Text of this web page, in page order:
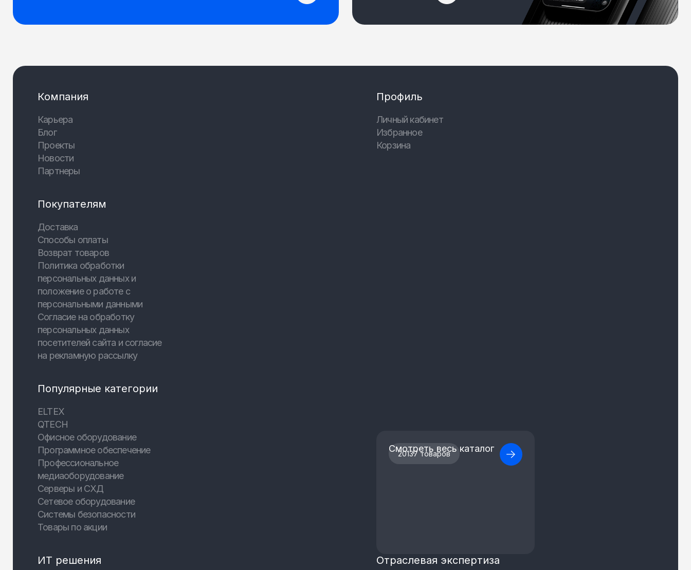
Компания
Карьера
Блог
Проекты
Новости
Партнеры
Покупателям
Доставка
Способы оплаты
Возврат товаров
Политика обработки
персональных данных и
положение о работе с
персональными данными
Согласие на обработку
персональных данных
посетителей сайта и согласие
на рекламную рассылку
Популярные категории
ELTEX
QTECH
Офисное оборудование
Программное обеспечение
Профессиональное
медиаоборудование
Серверы и СХД
Сетевое оборудование
Системы безопасности
Товары по акции
Профиль
Личный кабинет
Избранное
Корзина
20137 товаров
Смотреть весь каталог
ИТ решения Отраслевая экспертиза